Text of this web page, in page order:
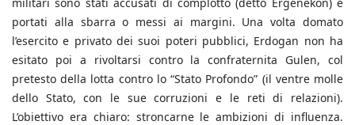
portati alla sbarra o messi ai margini. Una volta domato
l’esercito e privato dei suoi poteri pubblici, Erdogan non ha
esitato poi a rivoltarsi contro la confraternita Gulen, col
pretesto della lotta contro lo “Stato Profondo” (il ventre molle
dello Stato, con le sue corruzioni e le reti di relazioni).
L’obiettivo era chiaro: stroncarne le ambizioni di influenza.